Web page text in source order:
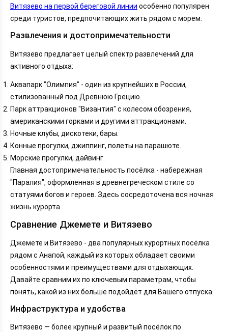
Витязево на первой береговой линии особенно популярен
среди туристов, предпочитающих жить рядом с морем.
Развлечения и достопримечательности
Витязево предлагает целый спектр развлечений для
активного отдыха:
Аквапарк "Олимпия" - один из крупнейших в России,
стилизованный под Древнюю Грецию.
Парк аттракционов "Византия" с колесом обозрения,
американскими горками и другими аттракционами.
Ночные клубы, дискотеки, бары.
Конные прогулки, джиппинг, полеты на парашюте.
Морские прогулки, дайвинг.
Главная достопримечательность посёлка - набережная
"Паралия", оформленная в древнегреческом стиле со
статуями богов и героев. Здесь сосредоточена вся ночная
жизнь курорта.
Сравнение Джемете и Витязево
Джемете и Витязево - два популярных курортных посёлка
рядом с Анапой, каждый из которых обладает своими
особенностями и преимуществами для отдыхающих.
Давайте сравним их по ключевым параметрам, чтобы
понять, какой из них больше подойдёт для Вашего отпуска.
Инфраструктура и удобства
Витязево — более крупный и развитый посёлок по